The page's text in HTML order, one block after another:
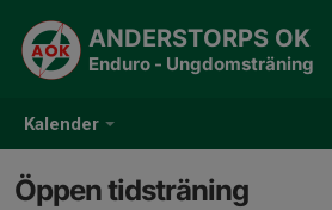
Kalender
ANDERSTORPS OK
Enduro - Ungdomsträning
Öppen tidsträning